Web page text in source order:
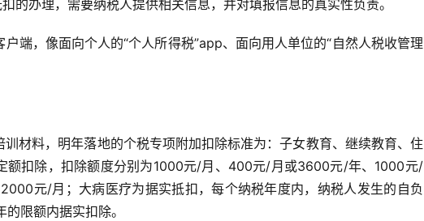
的办理，需要纳税人提供相关信息，并对填报信息的真实性负责。
端，像面向个人的“个人所得税”app、面向用人单位的“自然人税收管理
材料，明年落地的个税专项附加扣除标准为：子女教育、继续教育、住
额扣除，扣除额度分别为1000元/月、400元/月或3600元/年、1000元/
元/月；大病医疗为据实抵扣，每个纳税年度内，纳税人发生的自负
限额内据实扣除。